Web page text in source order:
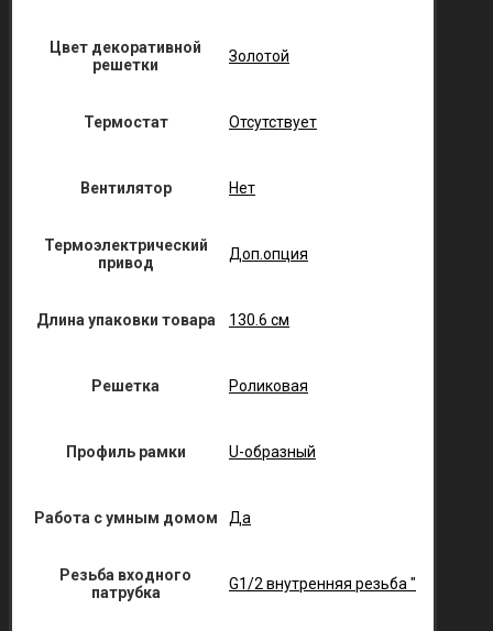
Цвет декоративной
решетки
Золотой
Термостат Отсутствует
Вентилятор Нет
Термоэлектрический
привод
Доп.опция
Длина упаковки товара 130.6 см
Решетка Роликовая
Профиль рамки U-образный
Работа с умным домом Да
Резьба входного
патрубка
G1/2 внутренняя резьба "